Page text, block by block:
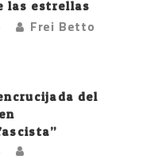
las estrellas
Frei Betto
del